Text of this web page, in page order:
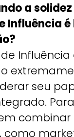
a
Influência
seu